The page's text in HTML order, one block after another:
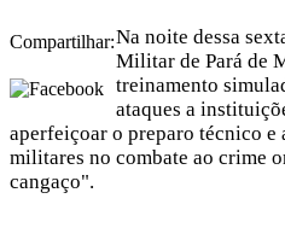
Compartilhar:Na noite dessa
Militar de Pará de
treinamento
ataques a
aperfeiçoar o preparo técnico e
militares no combate ao crime
cangaço".